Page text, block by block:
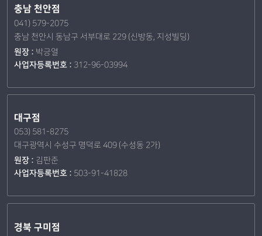
충남 천안점
041) 579-2075
충남 천안시 동남구 서부대로 229 (신방동, 지성빌딩)
원장 : 박긍열
사업자등록번호 : 312-96-03994
대구점
053) 581-8275
대구광역시 수성구 명덕로 409 (수성동 2가)
원장 : 김판준
사업자등록번호 : 503-91-41828
경북 구미점